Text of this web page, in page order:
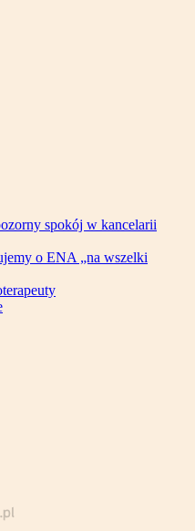
spokój w kancelarii
o ENA „na wszelki